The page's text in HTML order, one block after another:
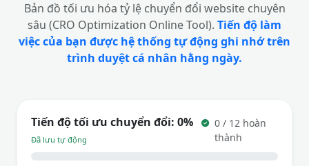
Bản đồ tối ưu hóa tỷ lệ chuyển đổi website chuyên
sâu (CRO Optimization Online Tool). Tiến độ làm
việc của bạn được hệ thống tự động ghi nhớ trên
trình duyệt cá nhân hằng ngày.
Tiến độ tối ưu chuyển đổi: 0%
Đã lưu tự động
0 / 12 hoàn
thành